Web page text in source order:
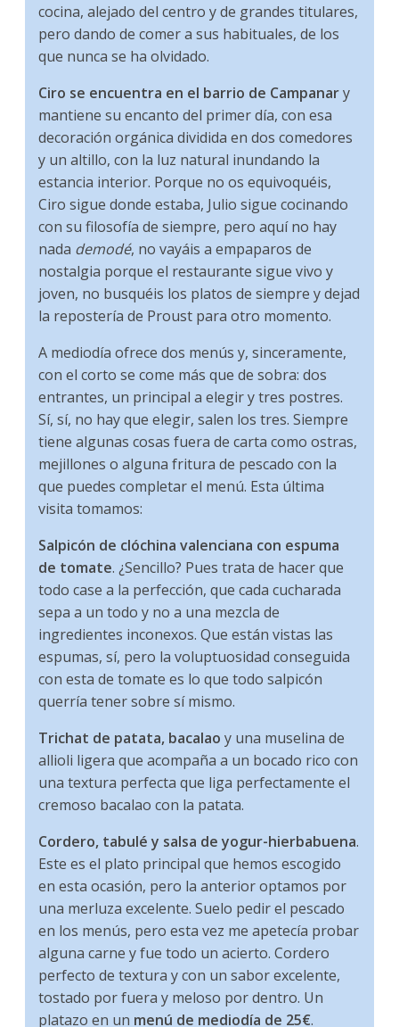
cocina, alejado del centro y de grandes titulares,
pero dando de comer a sus habituales, de los
que nunca se ha olvidado.
Ciro se encuentra en el barrio de Campanary
mantiene su encanto del primer día, con esa
decoración orgánica dividida en dos comedores
y un altillo, con la luz natural inundando la
estancia interior. Porque no os equivoquéis,
Ciro sigue donde estaba, Julio sigue cocinando
con su filosofía de siempre, pero aquí no hay
nada demodé, no vayáis a empaparos de
nostalgia porque el restaurante sigue vivo y
joven, no busquéis los platos de siempre y dejad
la repostería de Proust para otro momento.
A mediodía ofrece dos menús y, sinceramente,
con el corto se come más que de sobra: dos
entrantes, un principal a elegir y tres postres.
Sí, sí, no hay que elegir, salen los tres. Siempre
tiene algunas cosas fuera de carta como ostras,
mejillones o alguna fritura de pescado con la
que puedes completar el menú. Esta última
visita tomamos:
Salpicón de clóchina valenciana con espuma
de tomate. ¿Sencillo? Pues trata de hacer que
todo case a la perfección, que cada cucharada
sepa a un todo y no a una mezcla de
ingredientes inconexos. Que están vistas las
espumas, sí, pero la voluptuosidad conseguida
con esta de tomate es lo que todo salpicón
querría tener sobre sí mismo.
Trichat de patata, bacalao y una muselina de
allioli ligera que acompaña a un bocado rico con
una textura perfecta que liga perfectamente el
cremoso bacalao con la patata.
Cordero, tabulé y salsa de yogur-hierbabuena.
Este es el plato principal que hemos escogido
en esta ocasión, pero la anterior optamos por
una merluza excelente. Suelo pedir el pescado
en los menús, pero esta vez me apetecía probar
alguna carne y fue todo un acierto. Cordero
perfecto de textura y con un sabor excelente,
tostado por fuera y meloso por dentro. Un
platazo en un menú de mediodía de 25€.